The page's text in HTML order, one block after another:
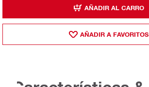
AÑADIR AL CARRO
AÑADIR A FAVORITOS